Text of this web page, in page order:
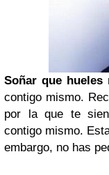
Soñar que hueles
contigo mismo.
por la que te
contigo mismo.
embargo, no has